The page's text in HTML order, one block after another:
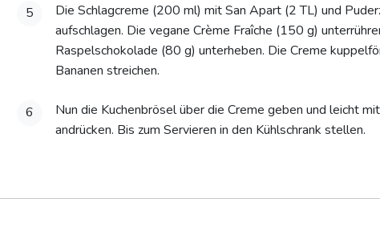
5
Die Schlagcreme (200 ml) mit San Apart (2 TL) und
aufschlagen. Die vegane Crème Fraîche (150 g)
Raspelschokolade (80 g) unterheben. Die Creme
Bananen streichen.
6
Nun die Kuchenbrösel über die Creme geben und leicht
andrücken. Bis zum Servieren in den Kühlschrank stellen.